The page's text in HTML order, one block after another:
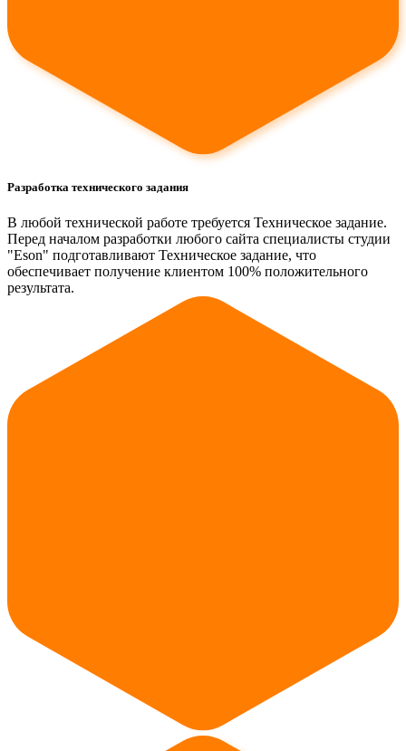
Разработка технического задания
В любой технической работе требуется Техническое задание.
Перед началом разработки любого сайта специалисты студии
"Eson" подготавливают Техническое задание, что
обеспечивает получение клиентом 100% положительного
результата.